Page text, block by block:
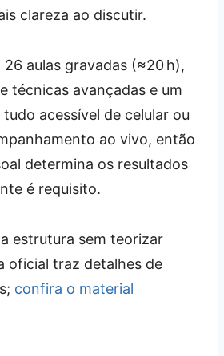
clareza ao discutir.
aulas gravadas (≈20 h),
técnicas avançadas e um
acessível de celular ou
ao vivo, então
determina os resultados
é requisito.
estrutura sem teorizar
oficial traz detalhes de
confira o material